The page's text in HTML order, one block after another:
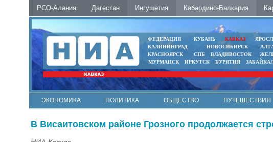
РСО-Алания Дагестан Ингушетия Кабардино-Балкария
ФЕДЕРАЦИЯ КУБАНЬ КАВКАЗ
КАЛИНИНГРАД
НОВОСИБИРСК
КРАСНОЯРСК
СПБ ВЛАДИВОСТОК
МУРМАНСК
ИРКУТСК БУРЯТИЯ
ЭКОНОМИКА ПОЛИТИКА ОБЩЕСТВО ПУТЕШЕСТВИЯ
В Висаитовском районе Грозного продолжается